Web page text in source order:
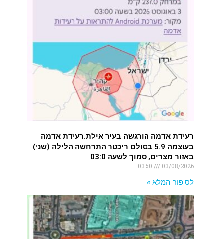
רעידת אדמה הורגשה בעיר אילת.רעידת אדמה
בעוצמה 5.9 בסולם ריכטר התרחשה הלילה (שני)
באזור מצרים, סמוך לשעה 03:0
03/08/2026
לסיפור המלא »